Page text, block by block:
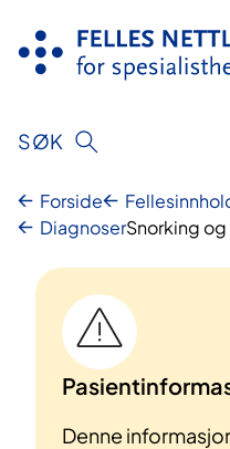
innhold
SØK
Forside
DiagnoserSnorking
Denne